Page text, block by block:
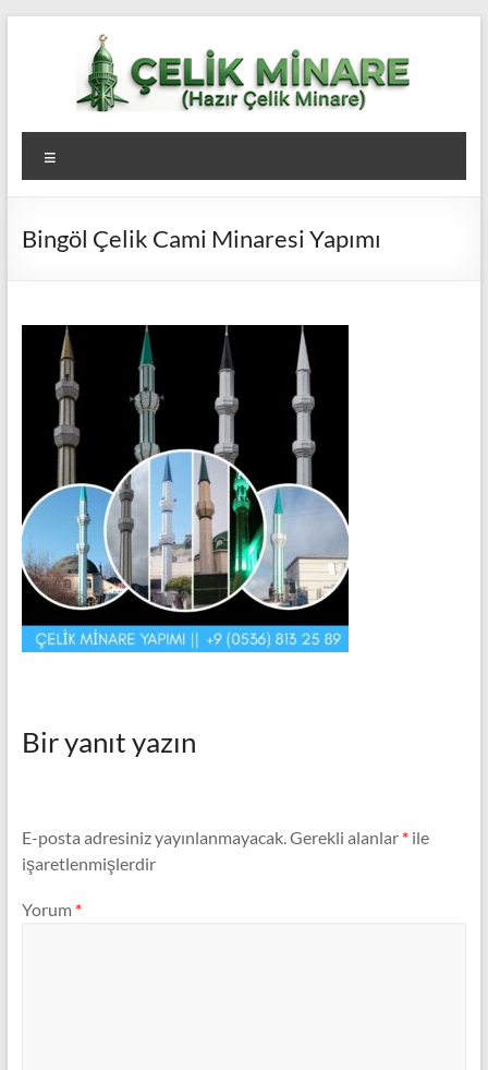
Çelik
Minare,
Çelik
Minare
Çelik
Minare
Firması
Minare,
Çelik
Minare
Modelleri
Bingöl Çelik Cami Minaresi Yapımı
Bir yanıt yazın
E-posta adresiniz yayınlanmayacak.Gerekli alanlar *ile
işaretlenmişlerdir
Yorum *